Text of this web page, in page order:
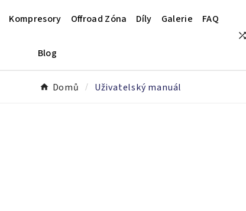
Kompresory Offroad Zóna Díly Galerie FAQ
Blog

Domů Uživatelský manuál